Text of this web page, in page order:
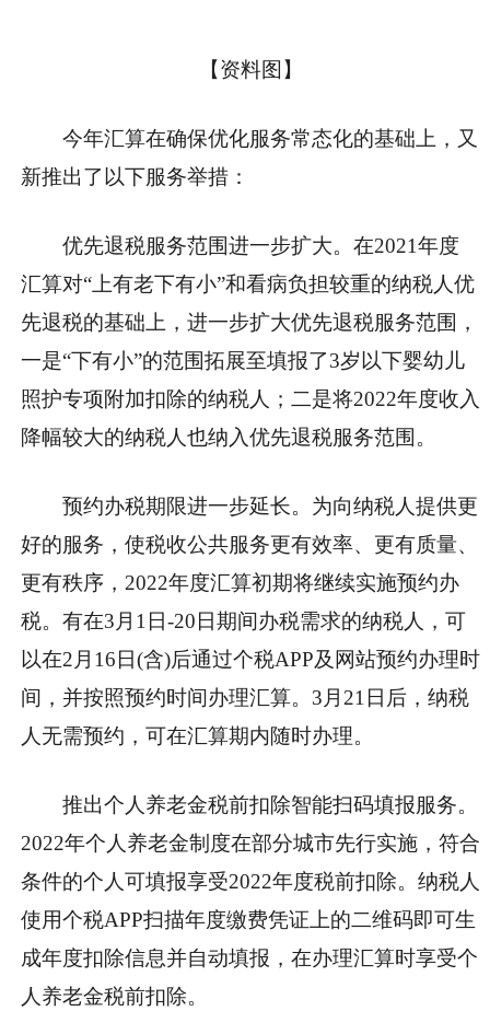
【资料图】
今年汇算在确保优化服务常态化的基础上，又
新推出了以下服务举措：
优先退税服务范围进一步扩大。在2021年度
汇算对“上有老下有小”和看病负担较重的纳税人优
先退税的基础上，进一步扩大优先退税服务范围，
一是“下有小”的范围拓展至填报了3岁以下婴幼儿
照护专项附加扣除的纳税人；二是将2022年度收入
降幅较大的纳税人也纳入优先退税服务范围。
预约办税期限进一步延长。 为向纳税人提供更
好的服务，使税收公共服务更有效率、更有质量、
更有秩序，2022年度汇算初期将继续实施预约办
税。有在3月1日-20日期间办税需求的纳税人，可
以在2月16日(含)后通过个税APP及网站预约办理时
间，并按照预约时间办理汇算。3月21日后，纳税
人无需预约，可在汇算期内随时办理。
推出个人养老金税前扣除智能扫码填报服务。
2022年个人养老金制度在部分城市先行实施，符合
条件的个人可填报享受2022年度税前扣除。纳税人
使用个税APP扫描年度缴费凭证上的二维码即可生
成年度扣除信息并自动填报，在办理汇算时享受个
人养老金税前扣除。